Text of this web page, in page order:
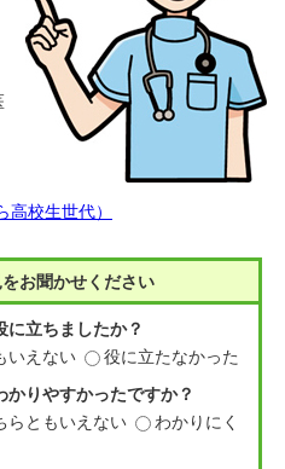
高校生世代）
お聞かせください
に立ちましたか？
いえない 役に立たなかった
りやすかったですか？
らともいえない
わかりにく